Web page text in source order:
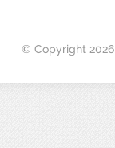
© Copyright 2026